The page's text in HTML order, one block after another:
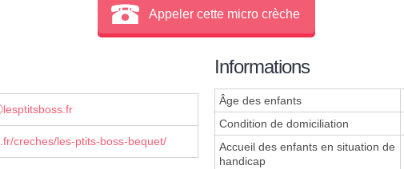
Appeler cette micro crèche
creches/les-ptits-boss-bequet/
Informations
Âge des enfants
Condition de domiciliation
Accueil des enfants en situation de
handicap